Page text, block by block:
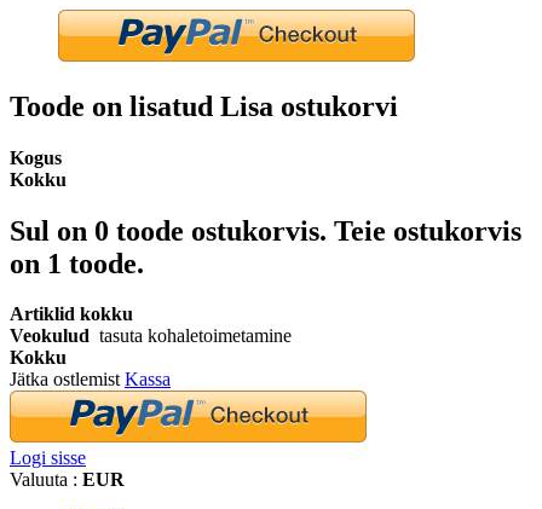
Toode on lisatud Lisa ostukorvi
Kogus
Kokku
Sul on 0 toode ostukorvis. Teie ostukorvis
on 1 toode.
Artiklid kokku
Veokulud tasuta kohaletoimetamine
Kokku
Jätka ostlemistKassa
Logi sisse
Valuuta : EUR